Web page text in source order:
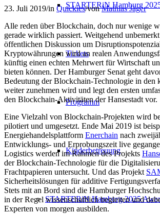
STARTERiN Hamburg
Tickets
Programm
Kinderbetreuung
STARTERiN Hamburg 2025
23. Juli 2019/in Quickies/vonMathias Jäger
Alle reden über Blockchain, doch nur wenige
gerade wirklich passiert. Weitgehend
öffentlichen Diskussion um
Kryptowährungen wird an realen
künftig einen echten Mehrwert für Wirtschaft
bieten können. Der Hamburger Senat geht
Bedeutung der Blockchain-Technologie in den
weiter zunehmen wird und legt den ersten
den Blockchain-Aktivitäten der Hansestadt vor.
Eine Vielzahl von Blockchain-Projekten wird
pilotiert und umgesetzt. Ende Mai 2019 ist
Energiehandelsplattform Enerchain nach
Entwicklungs- und Erprobungszeit live
Logistics werden im Rahmen des Projekts
der Blockchain-Technologie für die
Frachtpapieren untersucht. Und das Projekt
Sicherheitslösungen für additive
Stets mit an Bord sind die Hamburger
in der Regel wissenschaftlich begleiten und
Experten von morgen ausbilden.